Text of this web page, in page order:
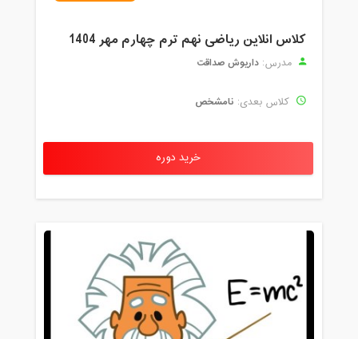
کلاس انلاین ریاضی نهم ترم چهارم مهر 1404
مدرس: داریوش صداقت
کلاس بعدی: نامشخص
خرید دوره